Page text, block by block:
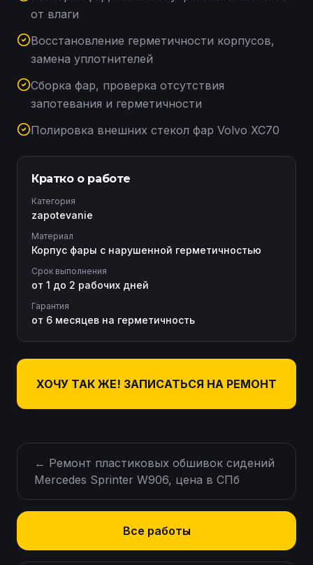
от влаги
Восстановление герметичности корпусов,
замена уплотнителей
Сборка фар, проверка отсутствия
запотевания и герметичности
Полировка внешних стекол фар Volvo XC70
Кратко о работе
Категория
zapotevanie
Материал
Корпус фары с нарушенной герметичностью
Срок выполнения
от 1 до 2 рабочих дней
Гарантия
от 6 месяцев на герметичность
ХОЧУ ТАК ЖЕ! ЗАПИСАТЬСЯ НА РЕМОНТ
← Ремонт пластиковых обшивок сидений
Mercedes Sprinter W906, цена в СПб
Все работы